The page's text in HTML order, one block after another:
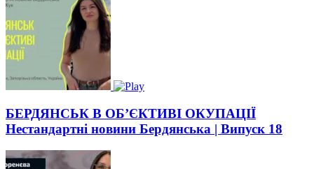
БЕРДЯНСЬК В ОБ’ЄКТИВІ ОКУПАЦІЇ
Нестандартні новини Бердянська | Випуск 18